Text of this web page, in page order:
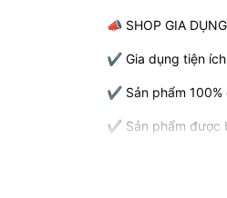
📣 SHOP GIA
✔️ Gia dụng tiện ích
✔️ Sản phẩm 100%
✔️ Sản phẩm được